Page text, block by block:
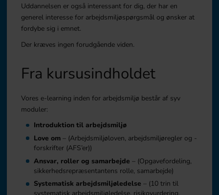
Uddannelsen er også interessant for dig, der har en
generel interesse for arbejdsmiljøspørgsmål og ønsker at
fordybe sig i emnet.
Der kræves ingen forudgående viden.
Fra kursusindholdet
Vores e-learning inden for arbejdsmiljø består af syv
moduler:
Introduktion til arbejdsmiljø
Love om – (Arbejdsmiljøloven, arbejdsmiljøregler og -
forskrifter (AFS’er))
Ansvar, roller og samarbejde – (Opgavefordeling,
sikkerhedsrepræsentantens rolle, samarbejde)
Systematisk arbejdsmiljøledelse – (10 trin til